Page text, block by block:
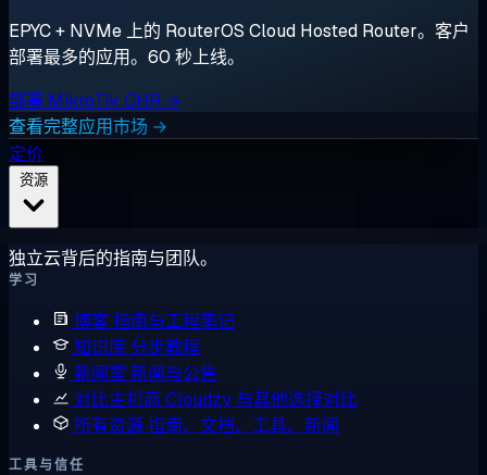
EPYC + NVMe 上的 RouterOS Cloud Hosted Router。客户
部署最多的应用。60 秒上线。
部署 MikroTik CHR →
查看完整应用市场 →
定价
独立云背后的指南与团队。
学习
博客指南与工程笔记
知识库 分步教程
新闻室 新闻与公告
对比主机商 Cloudzy 与其他选择对比
所有资源指南、文档、工具、新闻
工具与信任